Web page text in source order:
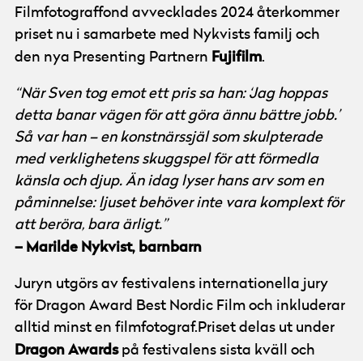
Filmfotograffond avvecklades 2024 återkommer
priset nu i samarbete med Nykvists familj och
den nya Presenting Partnern Fujifilm.
“När Sven tog emot ett pris sa han: ‘Jag hoppas
detta banar vägen för att göra ännu bättre jobb.’
Så var han – en konstnärssjäl som skulpterade
med verklighetens skuggspel för att förmedla
känsla och djup. Än idag lyser hans arv som en
påminnelse: ljuset behöver inte vara komplext för
att beröra, bara ärligt.”
– Marilde Nykvist, barnbarn
Juryn utgörs av festivalens internationella jury
för Dragon Award Best Nordic Film och inkluderar
alltid minst en filmfotograf.Priset delas ut under
Dragon Awardspå festivalens sista kväll och